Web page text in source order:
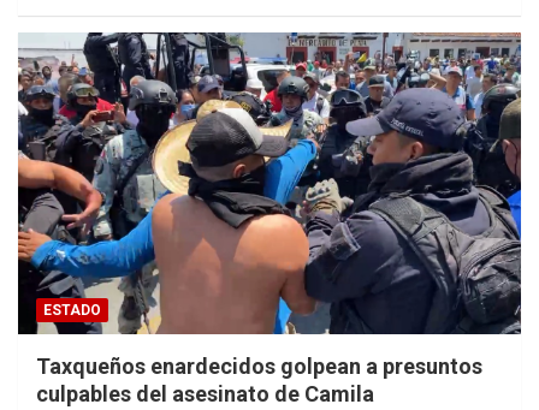
ESTADO
Taxqueños enardecidos golpean a presuntos
culpables del asesinato de Camila